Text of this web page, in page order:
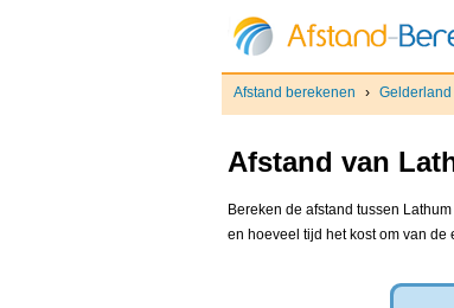
Afstand berekenen › Gelderland
Afstand van
Bereken de afstand tussen
en hoeveel tijd het kost om van de